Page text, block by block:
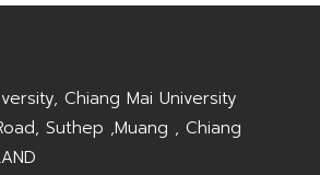
Chiang Mai University
Suthep ,Muang , Chiang